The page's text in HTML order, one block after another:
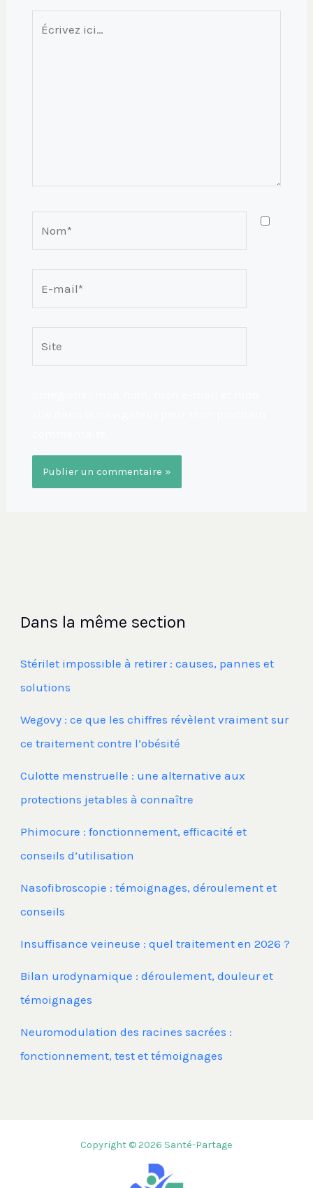
Dans la même section
Stérilet impossible à retirer : causes, pannes et
solutions
Wegovy : ce que les chiffres révèlent vraiment sur
ce traitement contre l’obésité
Culotte menstruelle : une alternative aux
protections jetables à connaître
Phimocure : fonctionnement, efficacité et
conseils d’utilisation
Nasofibroscopie : témoignages, déroulement et
conseils
Insuffisance veineuse : quel traitement en 2026 ?
Bilan urodynamique : déroulement, douleur et
témoignages
Neuromodulation des racines sacrées :
fonctionnement, test et témoignages
Copyright © 2026 Santé-Partage